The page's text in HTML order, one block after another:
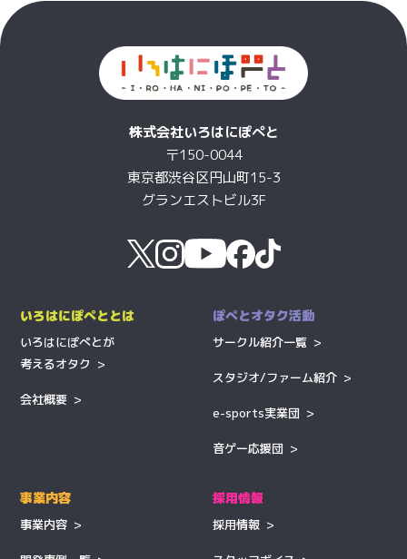
株式会社いろはにぽぺと
〒150-0044
東京都渋谷区円山町15-3
グランエストビル3F
いろはにぽぺととは
いろはにぽぺとが
考えるオタク
会社概要
ぽぺとオタク活動
サークル紹介一覧
スタジオ/ファーム紹介
e-sports実業団
音ゲー応援団
事業内容
事業内容
採用情報
採用情報